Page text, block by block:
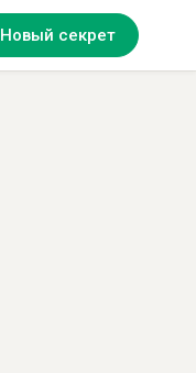
Новый секрет